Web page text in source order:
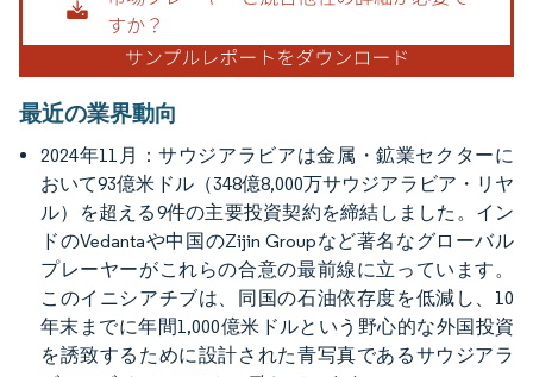
最近の業界動向
2024年11月：サウジアラビアは金属・鉱業セクターに
おいて93億米ドル（348億8,000万サウジアラビア・リヤ
ル）を超える9件の主要投資契約を締結しました。イン
ドのVedantaや中国のZijin Groupなど著名なグローバル
プレーヤーがこれらの合意の最前線に立っています。
このイニシアチブは、同国の石油依存度を低減し、10
年末までに年間1,000億米ドルという野心的な外国投資
を誘致するために設計された青写真であるサウジアラ